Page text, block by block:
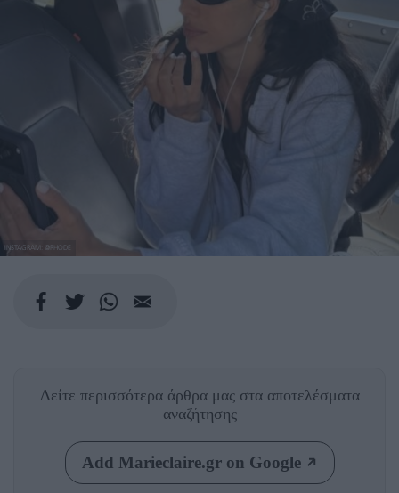
INSTAGRAM: @RHODE
Δείτε περισσότερα άρθρα μας στα αποτελέσματα
αναζήτησης
Add Marieclaire.gr on Google